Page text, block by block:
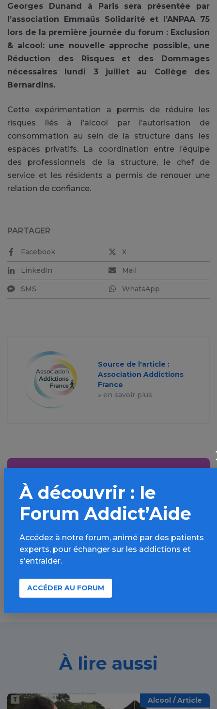
Georges Dunand à Paris sera présentée par
l’association Emmaüs Solidarité et l’ANPAA 75
lors de la première journée du forum : Exclusion
& alcool: une nouvelle approche possible, une
Réduction des Risques et des Dommages
nécessaires lundi 3 juillet au Collège des
Bernardins.
Cette expérimentation a permis de réduire les
risques liés à l’alcool par l’autorisation de
consommation au sein de la structure dans les
espaces privatifs. La coordination entre l’équipe
des professionnels de la structure, le chef de
service et les résidents a permis de renouer une
relation de confiance.
PARTAGER
Facebook X
LinkedIn Mail
SMS WhatsApp
Source de l'article :
Association Addictions
France
» en savoir plus
l’espace Alcool
Informations, parcours d’évaluations,
ressources, actualités...
À lire aussi
Alcool / Article
À découvrir : le
Forum Addict’Aide
Accédez à notre forum, animé par des patients
experts, pour échanger sur les addictions et
s’entraider.
ACCÉDER AU FORUM